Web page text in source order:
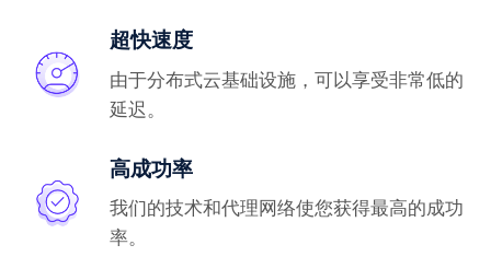
超快速度
由于分布式云基础设施，可以享受非常低的
延迟。
高成功率
我们的技术和代理网络使您获得最高的成功
率。